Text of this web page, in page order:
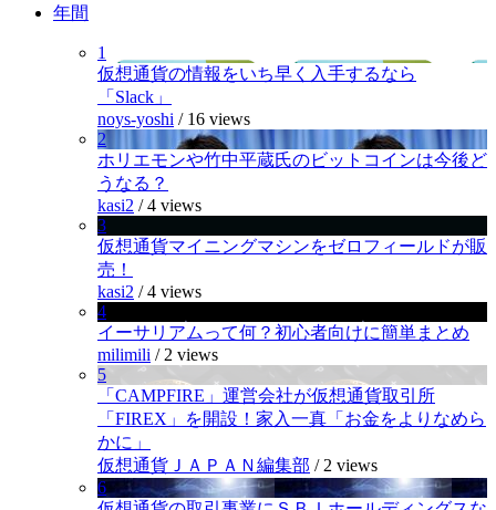
年間
1
仮想通貨の情報をいち早く入手するなら
「Slack」
noys-yoshi / 16 views
2
ホリエモンや竹中平蔵氏のビットコインは今後ど
うなる？
kasi2 /4 views
3
仮想通貨マイニングマシンをゼロフィールドが販
売！
kasi2 /4 views
4
イーサリアムって何？初心者向けに簡単まとめ
milimili / 2 views
5
「CAMPFIRE」運営会社が仮想通貨取引所
「FIREX」を開設！家入一真「お金をよりなめら
かに」
仮想通貨ＪＡＰＡＮ編集部 / 2 views
6